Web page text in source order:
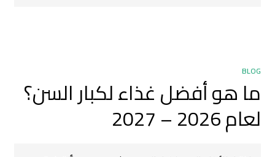
BLOG
ما هو أفضل غذاء لكبار السن؟
لعام 2026 – 2027